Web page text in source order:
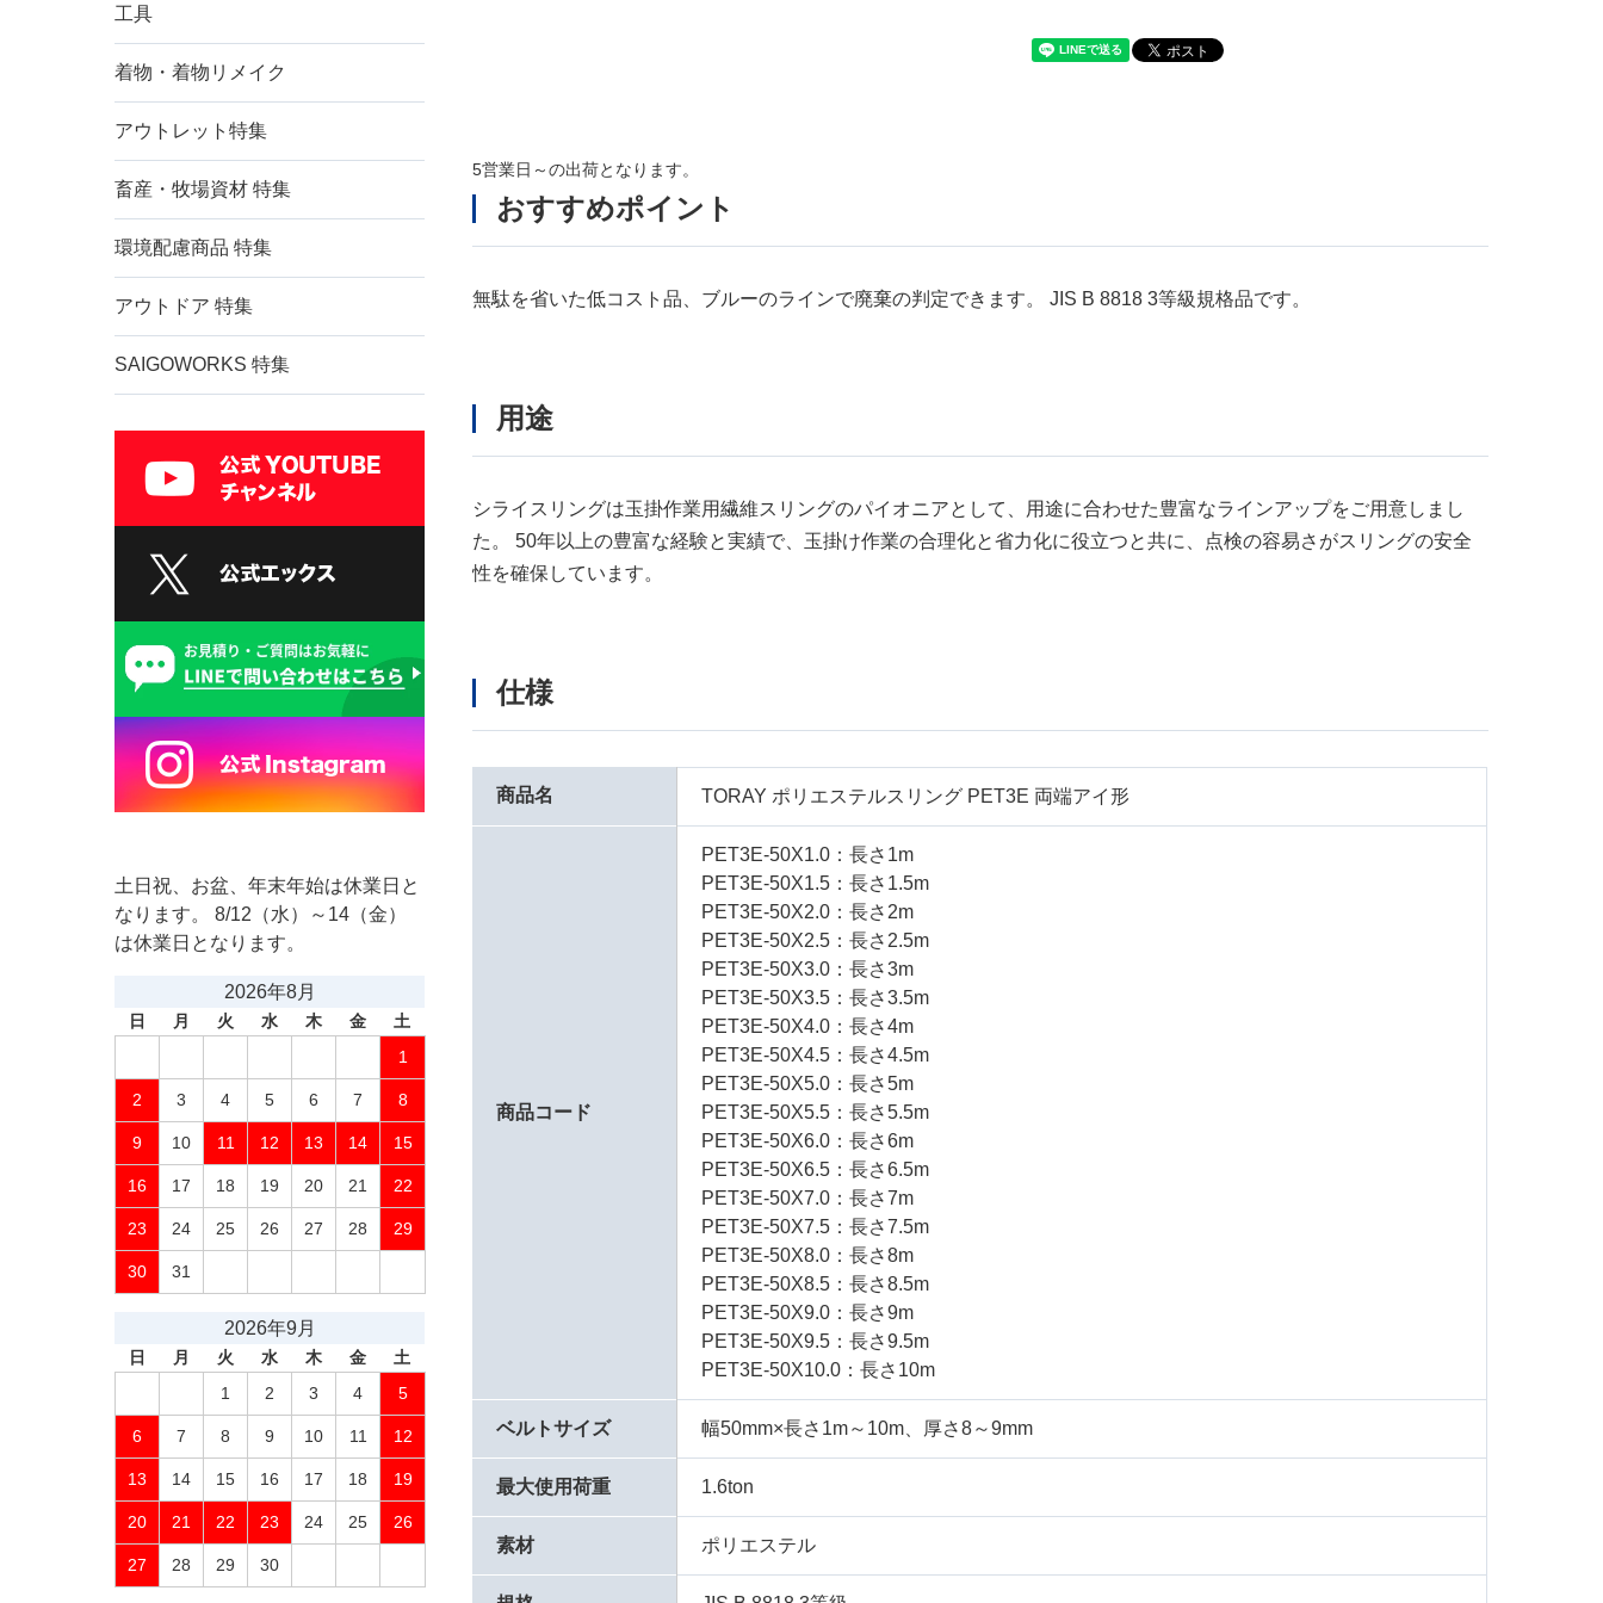
5営業日～の出荷となります。
おすすめポイント
無駄を省いた低コスト品、ブルーのラインで廃棄の判定できます。 JIS B 8818 3等級規格品です。
用途
シライスリングは玉掛作業用繊維スリングのパイオニアとして、用途に合わせた豊富なラインアップをご用意しまし
た。 50年以上の豊富な経験と実績で、玉掛け作業の合理化と省力化に役立つと共に、点検の容易さがスリングの安全
性を確保しています。
仕様
商品名 TORAY ポリエステルスリング PET3E 両端アイ形
商品コード
PET3E-50X1.0：長さ1m
PET3E-50X1.5：長さ1.5m
PET3E-50X2.0：長さ2m
PET3E-50X2.5：長さ2.5m
PET3E-50X3.0：長さ3m
PET3E-50X3.5：長さ3.5m
PET3E-50X4.0：長さ4m
PET3E-50X4.5：長さ4.5m
PET3E-50X5.0：長さ5m
PET3E-50X5.5：長さ5.5m
PET3E-50X6.0：長さ6m
PET3E-50X6.5：長さ6.5m
PET3E-50X7.0：長さ7m
PET3E-50X7.5：長さ7.5m
PET3E-50X8.0：長さ8m
PET3E-50X8.5：長さ8.5m
PET3E-50X9.0：長さ9m
PET3E-50X9.5：長さ9.5m
PET3E-50X10.0：長さ10m
ベルトサイズ 幅50mm×長さ1m～10m、厚さ8～9mm
最大使用荷重 1.6ton
素材 ポリエステル
工具
着物・着物リメイク
アウトレット特集
畜産・牧場資材 特集
環境配慮商品 特集
アウトドア 特集
SAIGOWORKS 特集
土日祝、お盆、年末年始は休業日と
なります。 8/12（水）～14（金）
は休業日となります。
2026年8月
日 月 火 水 木 金
土
1
2 3 4 5 6 7 8
9 10 11 12 13 14 15
16 17 18 19 20 21 22
23 24 25 26 27 28 29
30 31
2026年9月
日 月 火 水 木 金
土
1
2 3 4 5
6 7 8 9 10 11 12
13 14 15 16 17 18 19
20 21 22 23 24 25 26
27 28 29 30
水切り・脱水
価格帯 円～
を除く